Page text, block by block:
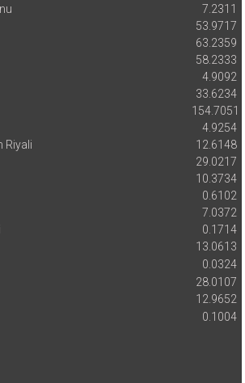
7.2311
53.9717
63.2359
58.2333
4.9092
33.6234
154.7051
4.9254
Riyali
12.6148
29.0217
10.3734
0.6102
7.0372
0.1714
13.0613
0.0324
28.0107
12.9652
0.1004